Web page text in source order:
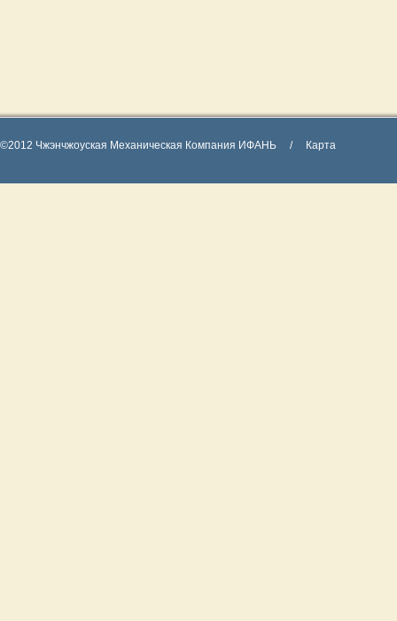
©2012 Чжэнчжоуская Механическая Компания ИФАНЬ / Карта